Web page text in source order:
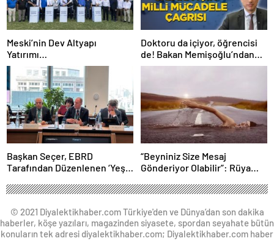
Meski’nin Dev Altyapı
Yatırımı…
Doktoru da içiyor, öğrencisi
de! Bakan Memişoğlu’ndan
sigara için milli mücadele
Başkan Seçer, EBRD
Tarafından Düzenlenen ‘Yeşil
Toplantısı’na Katıldı
“Beyniniz Size Mesaj
Gönderiyor Olabilir”: Rüya
Gündem Oldu
© 2021 Diyalektikhaber.com Türkiye'den ve Dünya’dan son dakika
haberler, köşe yazıları, magazinden siyasete, spordan seyahate bütün
konuların tek adresi diyalektikhaber.com; Diyalektikhaber.com haber